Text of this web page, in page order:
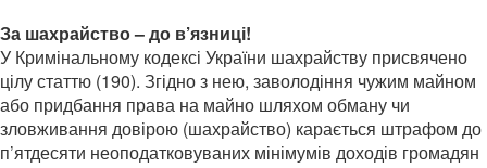
За шахрайство – до в’язниці!
У Кримінальному кодексі України шахрайству присвячено
цілу статтю (190). Згідно з нею, заволодіння чужим майном
або придбання права на майно шляхом обману чи
зловживання довірою (шахрайство) карається штрафом до
п’ятдесяти неоподатковуваних мінімумів доходів громадян